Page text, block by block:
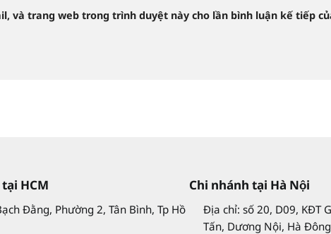
và trang web trong trình duyệt này cho lần bình luận kế tiếp
HCM
Đằng, Phường 2, Tân Bình, Tp Hồ
Chi nhánh tại Hà Nội
Địa chỉ: số 20, D09, KĐT
Tấn, Dương Nội, Hà